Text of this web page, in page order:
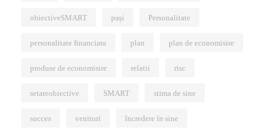
obiectiveSMART pași Personalitate
personalitate financiara plan plan de economisire
produse de economisire relatii risc
setareobiective SMART stima de sine
succes venituri încredere în sine